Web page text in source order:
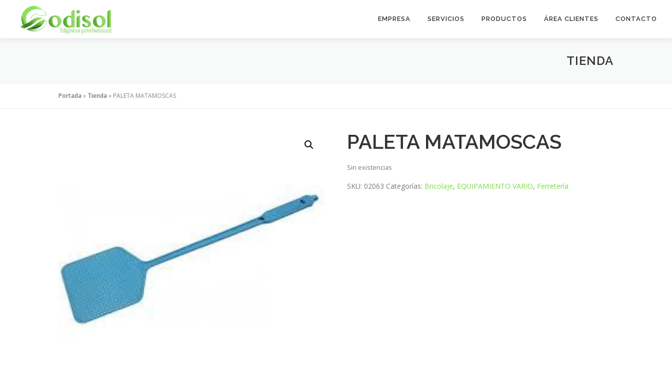
contenido
EMPRESA SERVICIOS PRODUCTOS ÁREA CLIENTES CONTACTO
TIENDA
Portada » Tienda » PALETA MATAMOSCAS
PALETA MATAMOSCAS
Sin existencias
SKU: 02063 Categorías: Bricolaje, EQUIPAMIENTO VARIO, Ferretería